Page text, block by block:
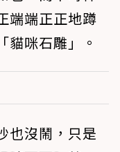
端端正正地蹲
貓咪石雕」。
也沒鬧，只是